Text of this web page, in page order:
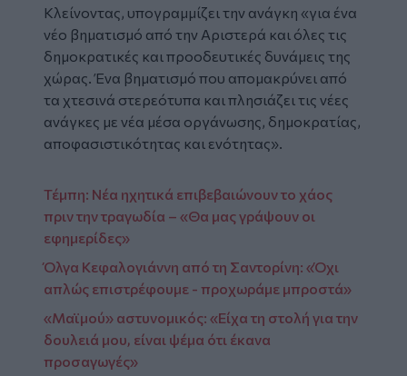
Κλείνοντας, υπογραμμίζει την ανάγκη «για ένα
νέο βηματισμό από την Αριστερά και όλες τις
δημοκρατικές και προοδευτικές δυνάμεις της
χώρας. Ένα βηματισμό που απομακρύνει από
τα χτεσινά στερεότυπα και πλησιάζει τις νέες
ανάγκες με νέα μέσα οργάνωσης, δημοκρατίας,
αποφασιστικότητας και ενότητας».
Τέμπη: Νέα ηχητικά επιβεβαιώνουν το χάος
πριν την τραγωδία – «Θα μας γράψουν οι
εφημερίδες»
Όλγα Κεφαλογιάννη από τη Σαντορίνη: «Όχι
απλώς επιστρέφουμε - προχωράμε μπροστά»
«Μαϊμού» αστυνομικός: «Είχα τη στολή για την
δουλειά μου, είναι ψέμα ότι έκανα
προσαγωγές»